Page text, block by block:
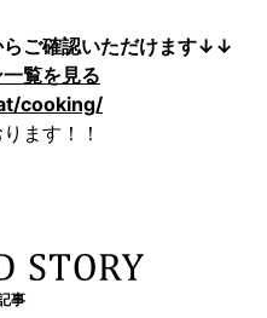
らご確認いただけます↓↓
覧を見る
cooking/
ます！！
事